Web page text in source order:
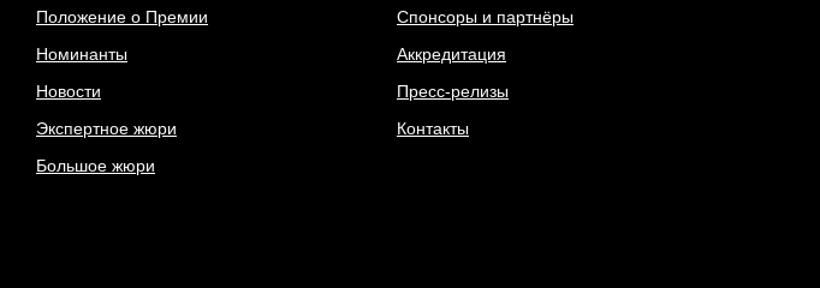
Положение о Премии
Номинанты
Новости
Экспертное жюри
Большое жюри
Спонсоры и партнёры
Аккредитация
Пресс-релизы
Контакты